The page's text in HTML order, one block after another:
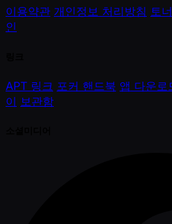
이용약관 개인정보 처리방침 토
인
APT 링크 포커 핸드북 앱 다운로
이 보관함